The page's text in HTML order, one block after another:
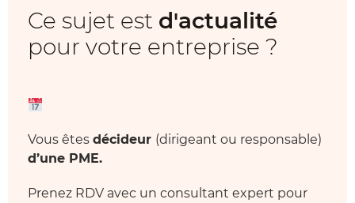
Ce sujet est d'actualité
pour votre entreprise ?
Vous êtes décideur (dirigeant ou responsable)
d’une PME.
Prenez RDV avec un consultant expert pour